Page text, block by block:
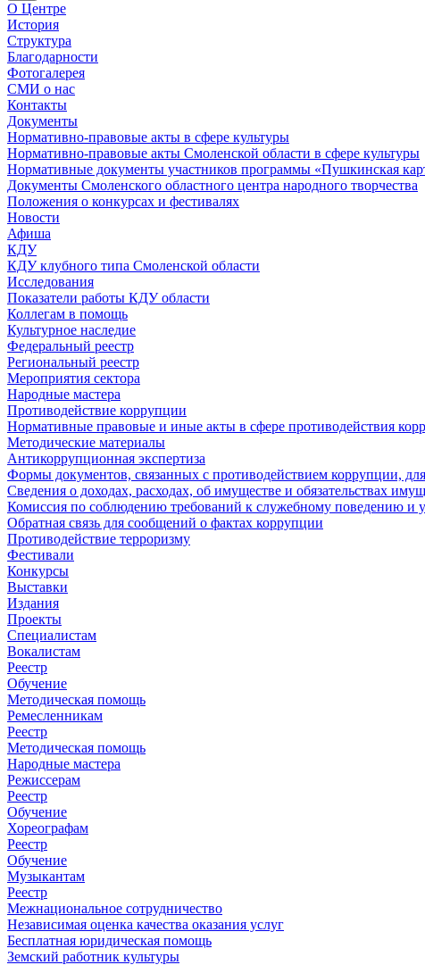
О Центре
История
Структура
Благодарности
Фотогалерея
СМИ о нас
Контакты
Документы
Нормативно-правовые акты в сфере культуры
Нормативно-правовые акты Смоленской области в сфере культуры
Нормативные документы участников программы «Пушкинская
Документы Смоленского областного центра народного творчества
Положения о конкурсах и фестивалях
Новости
Афиша
КДУ
КДУ клубного типа Смоленской области
Исследования
Показатели работы КДУ области
Коллегам в помощь
Культурное наследие
Федеральный реестр
Региональный реестр
Мероприятия сектора
Народные мастера
Противодействие коррупции
Нормативные правовые и иные акты в сфере противодействия
Методические материалы
Антикоррупционная экспертиза
Формы документов, связанных с противодействием коррупции,
Сведения о доходах, расходах, об имуществе и обязательствах
Комиссия по соблюдению требований к служебному поведению и
Обратная связь для сообщений о фактах коррупции
Противодействие терроризму
Фестивали
Конкурсы
Выставки
Издания
Проекты
Специалистам
Вокалистам
Реестр
Обучение
Методическая помощь
Ремесленникам
Реестр
Методическая помощь
Народные мастера
Режиссерам
Реестр
Обучение
Хореографам
Реестр
Обучение
Музыкантам
Реестр
Межнациональное сотрудничество
Независимая оценка качества оказания услуг
Бесплатная юридическая помощь
Земский работник культуры